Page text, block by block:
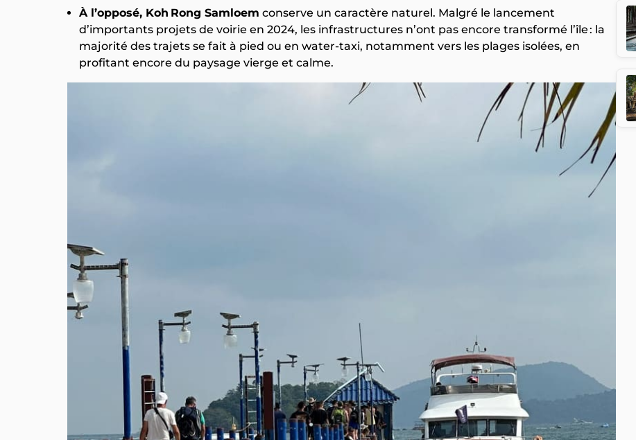
À l’opposé, Koh Rong Samloem conserve un caractère naturel. Malgré le lancement
d’importants projets de voirie en 2024, les infrastructures n’ont pas encore transformé l’île : la
majorité des trajets se fait à pied ou en water‑taxi, notamment vers les plages isolées, en
profitant encore du paysage vierge et calme.